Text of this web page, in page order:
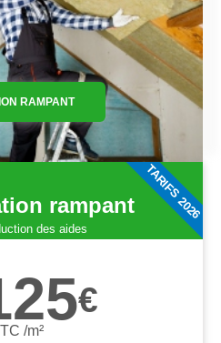
RAMPANT
rampant
des aides
€
/m²
TARIFS 2026